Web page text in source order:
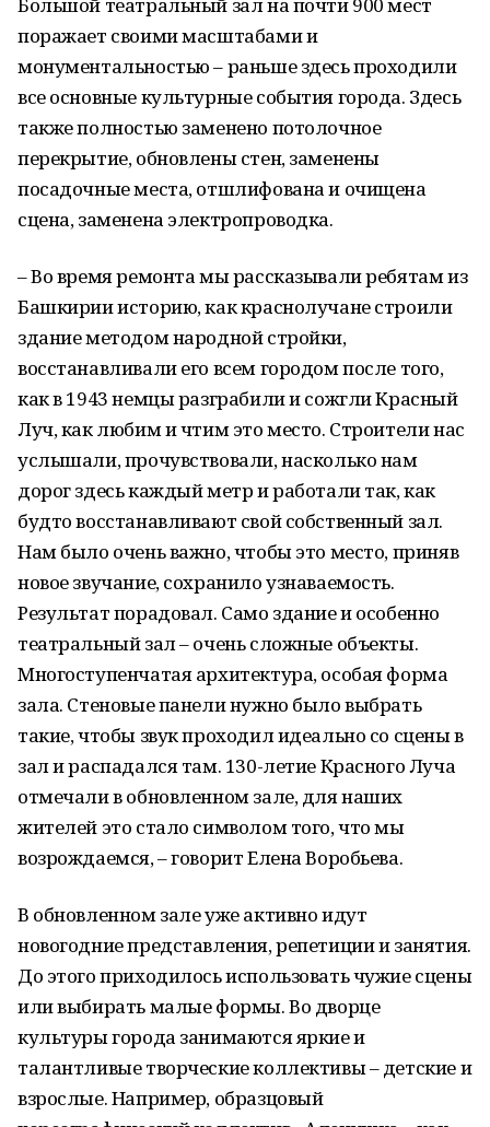
поражает своими масштабами и
монументальностью – раньше здесь проходили
все основные культурные события города. Здесь
также полностью заменено потолочное
перекрытие, обновлены стен, заменены
посадочные места, отшлифована и очищена
сцена, заменена электропроводка.
– Во время ремонта мы рассказывали ребятам из
Башкирии историю, как краснолучане строили
здание методом народной стройки,
восстанавливали его всем городом после того,
как в 1943 немцы разграбили и сожгли Красный
Луч, как любим и чтим это место. Строители нас
услышали, прочувствовали, насколько нам
дорог здесь каждый метр и работали так, как
будто восстанавливают свой собственный зал.
Нам было очень важно, чтобы это место, приняв
новое звучание, сохранило узнаваемость.
Результат порадовал. Само здание и особенно
театральный зал – очень сложные объекты.
Многоступенчатая архитектура, особая форма
зала. Стеновые панели нужно было выбрать
такие, чтобы звук проходил идеально со сцены в
зал и распадался там. 130-летие Красного Луча
отмечали в обновленном зале, для наших
жителей это стало символом того, что мы
возрождаемся, – говорит Елена Воробьева.
В обновленном зале уже активно идут
новогодние представления, репетиции и занятия.
До этого приходилось использовать чужие сцены
или выбирать малые формы. Во дворце
культуры города занимаются яркие и
талантливые творческие коллективы – детские и
взрослые. Например, образцовый